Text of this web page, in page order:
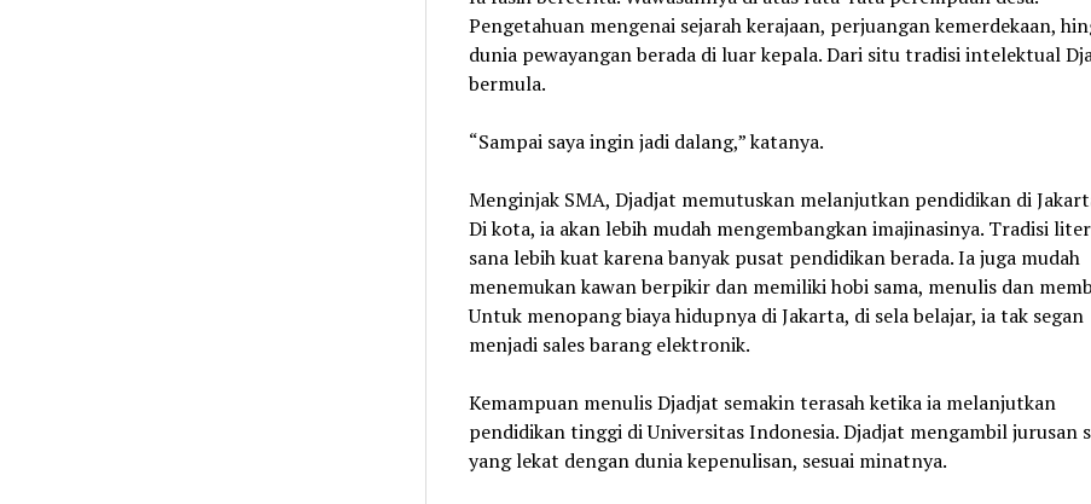
Pengetahuan mengenai sejarah kerajaan, perjuangan kemerdekaan,
dunia pewayangan berada di luar kepala. Dari situ tradisi intelektual
bermula.
“Sampai saya ingin jadi dalang,” katanya.
Menginjak SMA, Djadjat memutuskan melanjutkan pendidikan di
Di kota, ia akan lebih mudah mengembangkan imajinasinya. Tradisi
sana lebih kuat karena banyak pusat pendidikan berada. Ia juga mudah
menemukan kawan berpikir dan memiliki hobi sama, menulis dan
Untuk menopang biaya hidupnya di Jakarta, di sela belajar, ia tak segan
menjadi sales barang elektronik.
Kemampuan menulis Djadjat semakin terasah ketika ia melanjutkan
pendidikan tinggi di Universitas Indonesia. Djadjat mengambil jurusan
yang lekat dengan dunia kepenulisan, sesuai minatnya.